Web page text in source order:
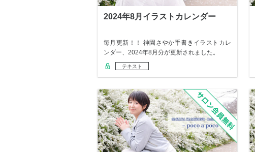
2024年8月イラストカレンダー
毎月更新！！ 神園さやか手書きイラストカレ
ンダー、2024年8月分が更新されました。
テキスト